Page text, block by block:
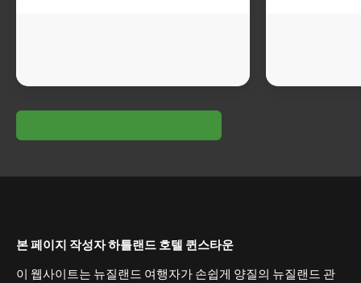
본 페이지 작성자 하틀랜드 호텔 퀸스타운
이 웹사이트는 뉴질랜드 여행자가 손쉽게 양질의 뉴질랜드 관